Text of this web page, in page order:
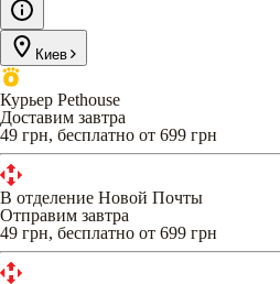
Киев
Курьер Pethouse
Доставим завтра
49 грн, бесплатно от 699 грн
В отделение Новой Почты
Отправим завтра
49 грн, бесплатно от 699 грн